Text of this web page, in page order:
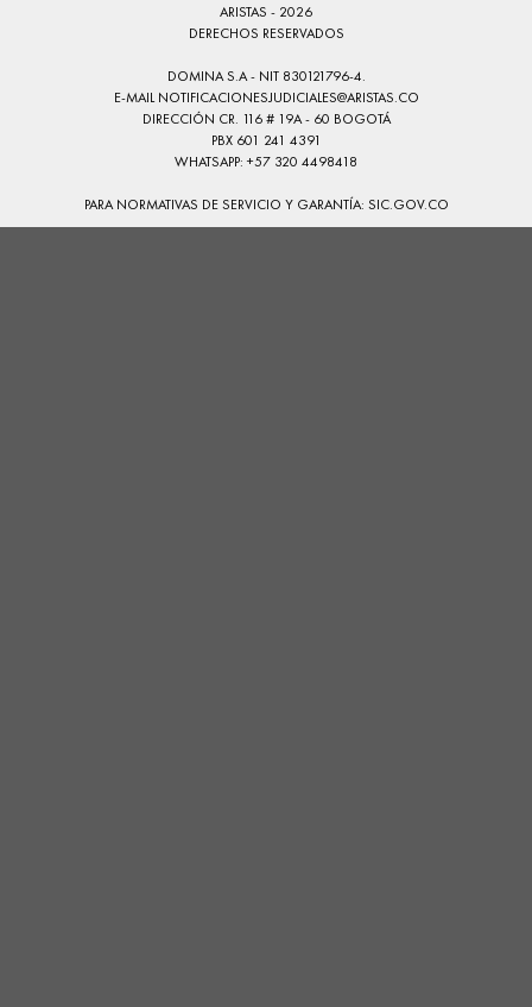
ARISTAS - 2026
DERECHOS RESERVADOS
DOMINA S.A - NIT 830121796-4.
E-MAILNOTIFICACIONESJUDICIALES@ARISTAS.CO
DIRECCIÓN CR. 116 # 19A - 60 BOGOTÁ
PBX 601 241 4391
WHATSAPP: +57 320 4498418
PARA NORMATIVAS DE SERVICIO Y GARANTÍA: SIC.GOV.CO